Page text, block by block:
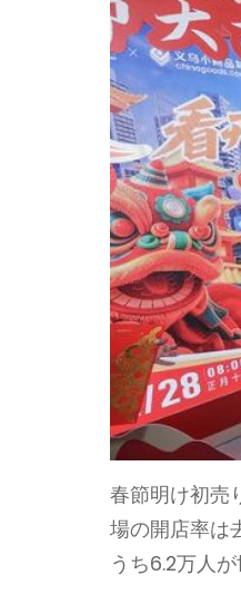
春節明け初売
場の開店率は
うち6.2万人